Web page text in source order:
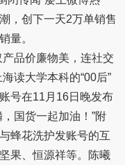
，创下一天2万单销售
量。
品价廉物美，连社交
读大学本科的“00后”
号在11月16日晚发布
国货一起加油！”附
蜂花洗护发账号的互
果、恒源祥等。陈曦